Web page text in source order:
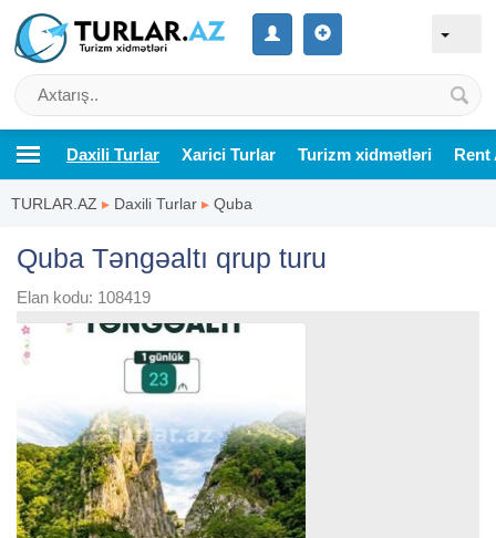
Daxili Turlar Xarici Turlar Turizm xidmətləri Rent
TURLAR.AZ ▸ Daxili Turlar ▸ Quba
Quba Təngəaltı qrup turu
Elan kodu: 108419